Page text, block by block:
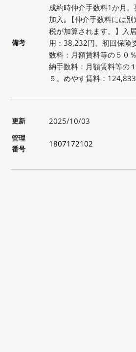
備考
成約時仲介手数料1か月
加入｡【仲介手数料には別
税が加算されます。】入
用：38,232円。初回保険
数料：月額賃料等の５０
納手数料：月額賃料等の１
５。めやす賃料：124,833
更新 2025/10/03
管理
番号
1807172102